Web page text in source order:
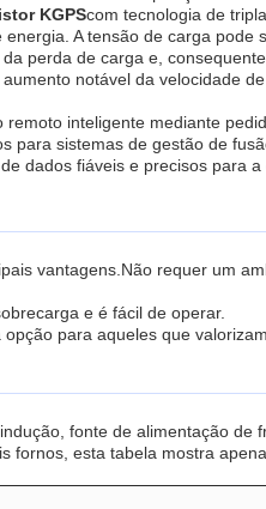
KGPScom tecnologia de
A tensão de carga
perda de carga e,
notável da velocidade
inteligente mediante
para sistemas de gestão de
dados fiáveis e precisos para
vantagens.Não requer um
e é fácil de operar.
para aqueles que
fonte de alimentação de
fornos, esta tabela mostra